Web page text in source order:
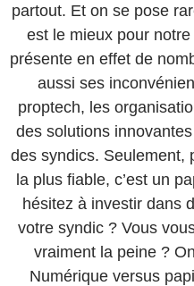
partout. Et on se pose
est le mieux pour
présente en effet de
aussi ses
proptech, les
des solutions
des syndics. Seulement,
la plus fiable, c’est un
hésitez à investir dans
votre syndic ? Vous
vraiment la peine ?
Numérique versus